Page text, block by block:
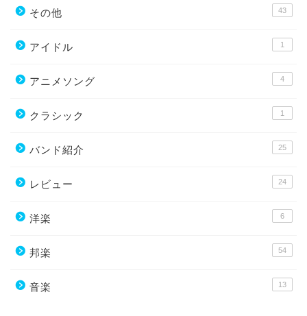
その他 43
アイドル 1
アニメソング 4
クラシック 1
バンド紹介 25
レビュー 24
洋楽 6
邦楽 54
音楽 13